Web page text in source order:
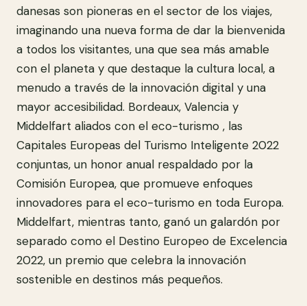
danesas son pioneras en el sector de los viajes,
imaginando una nueva forma de dar la bienvenida
a todos los visitantes, una que sea más amable
con el planeta y que destaque la cultura local, a
menudo a través de la innovación digital y una
mayor accesibilidad. Bordeaux, Valencia y
Middelfart aliados con el eco-turismo , las
Capitales Europeas del Turismo Inteligente 2022
conjuntas, un honor anual respaldado por la
Comisión Europea, que promueve enfoques
innovadores para el eco-turismo en toda Europa.
Middelfart, mientras tanto, ganó un galardón por
separado como el Destino Europeo de Excelencia
2022, un premio que celebra la innovación
sostenible en destinos más pequeños.